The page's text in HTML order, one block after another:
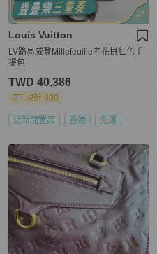
Louis Vuitton
LV路易威登Millefeuille老花拼紅色手
提包
TWD 40,386
現折 800
近新閒置品 香港 免運